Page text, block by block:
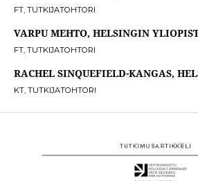
FT, TUTKIJATOHTORI
VARPU MEHTO, HELSINGIN
FT, TUTKIJATOHTORI
RACHEL SINQUEFIELD-KANGAS,
KT, TUTKIJATOHTORI